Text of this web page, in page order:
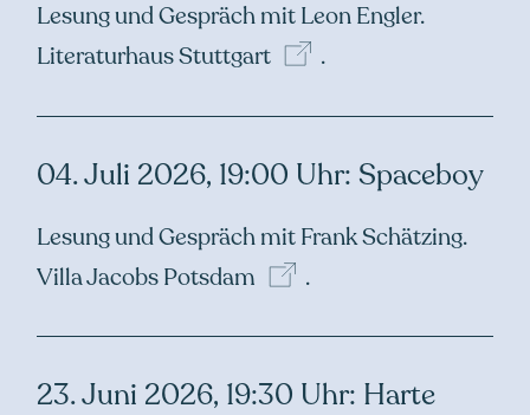
Lesung und Gespräch mit Leon Engler.
LiteraturhausStuttgart .
04. Juli 2026, 19:00 Uhr: Spaceboy
Lesung und Gespräch mit Frank Schätzing.
Villa Jacobs Potsdam .
23. Juni 2026, 19:30 Uhr: Harte